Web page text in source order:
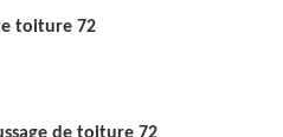
toiture 72